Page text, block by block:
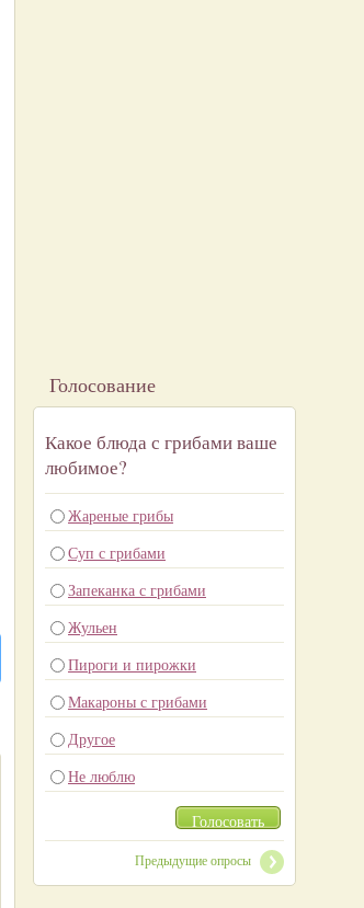
Голосование
Какое блюда с грибами ваше
любимое?
Жареные грибы
Суп с грибами
Запеканка с грибами
Жульен
Пироги и пирожки
Макароны с грибами
Другое
Не люблю
Голосовать
Предыдущие опросы